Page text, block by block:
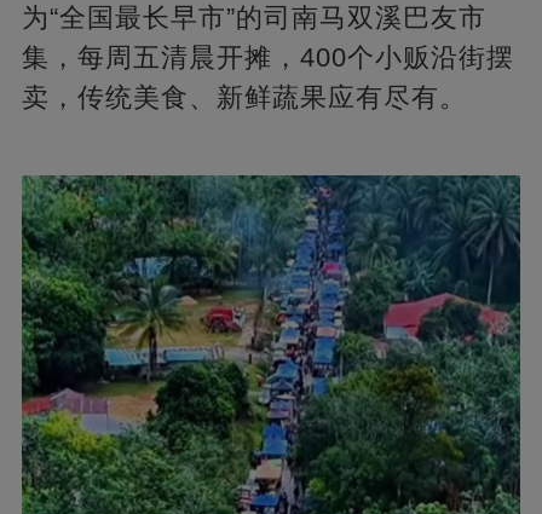
为“全国最长早市”的司南马双溪巴友市
集，每周五清晨开摊，400个小贩沿街摆
卖，传统美食、新鲜蔬果应有尽有。